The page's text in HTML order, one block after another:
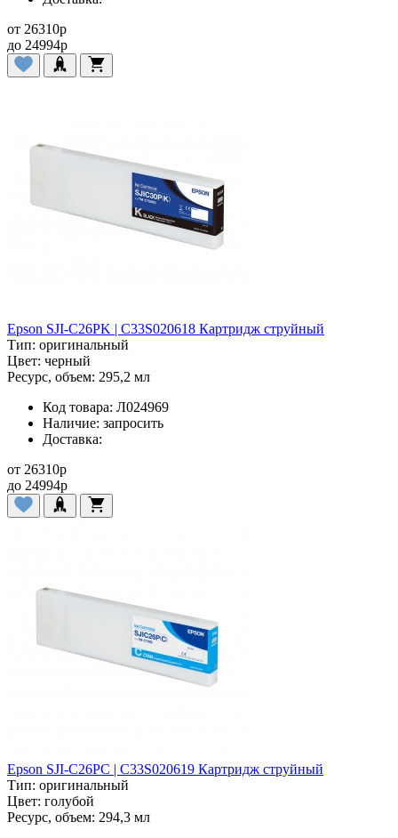
от 26310p
до 24994p
Epson SJI-C26PK | C33S020618 Картридж струйный
Тип: оригинальный
Цвет: черный
Ресурс, объем: 295,2 мл
Код товара: Л024969
Наличие: запросить
Доставка:
от 26310p
до 24994p
Epson SJI-C26PC | C33S020619 Картридж струйный
Тип: оригинальный
Цвет: голубой
Ресурс, объем: 294,3 мл